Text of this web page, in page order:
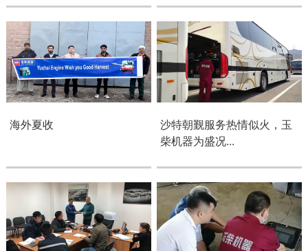
获取更多帮助
联系我们
订购咨询
销售服务热线：
0775-3220350
24小时售后服务热线：
海外夏收
沙特朝觐服务热情似火，玉
柴机器为盛况...